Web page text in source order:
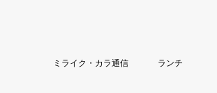
ミライク・カラ通信 ランチ